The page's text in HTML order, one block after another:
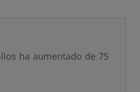
ha aumentado de 75